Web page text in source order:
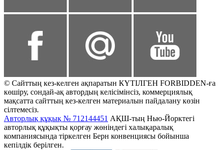
© Сайттың кез-келген ақпаратын КҮТІЛГЕН FORBIDDEN-ға
көшіру, сондай-ақ автордың келісімінсіз, коммерциялық
мақсатта сайттың кез-келген материалын пайдалану көзін
сілтемесіз.
Авторлық құқық № 712144451 АҚШ-тың Нью-Йорктегі
авторлық құқықты қорғау жөніндегі халықаралық
компаниясында тіркелген Берн конвенциясы бойынша
кепілдік берілген.